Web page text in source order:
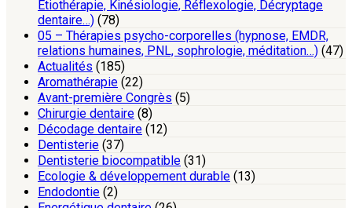
Etiothérapie, Kinésiologie, Réflexologie, Décryptage
dentaire…) (78)
05 – Thérapies psycho-corporelles (hypnose, EMDR,
relations humaines, PNL, sophrologie, méditation…) (47)
Actualités (185)
Aromathérapie (22)
Avant-première Congrès (5)
Chirurgie dentaire (8)
Décodage dentaire (12)
Dentisterie (37)
Dentisterie biocompatible (31)
Ecologie & développement durable (13)
Endodontie (2)